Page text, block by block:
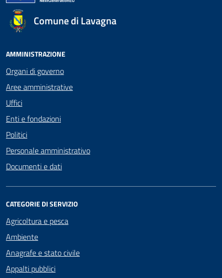
Comune di Lavagna
AMMINISTRAZIONE
Organi di governo
Aree amministrative
Uffici
Enti e fondazioni
Politici
Personale amministrativo
Documenti e dati
CATEGORIE DI SERVIZIO
Agricoltura e pesca
Ambiente
Anagrafe e stato civile
Appalti pubblici